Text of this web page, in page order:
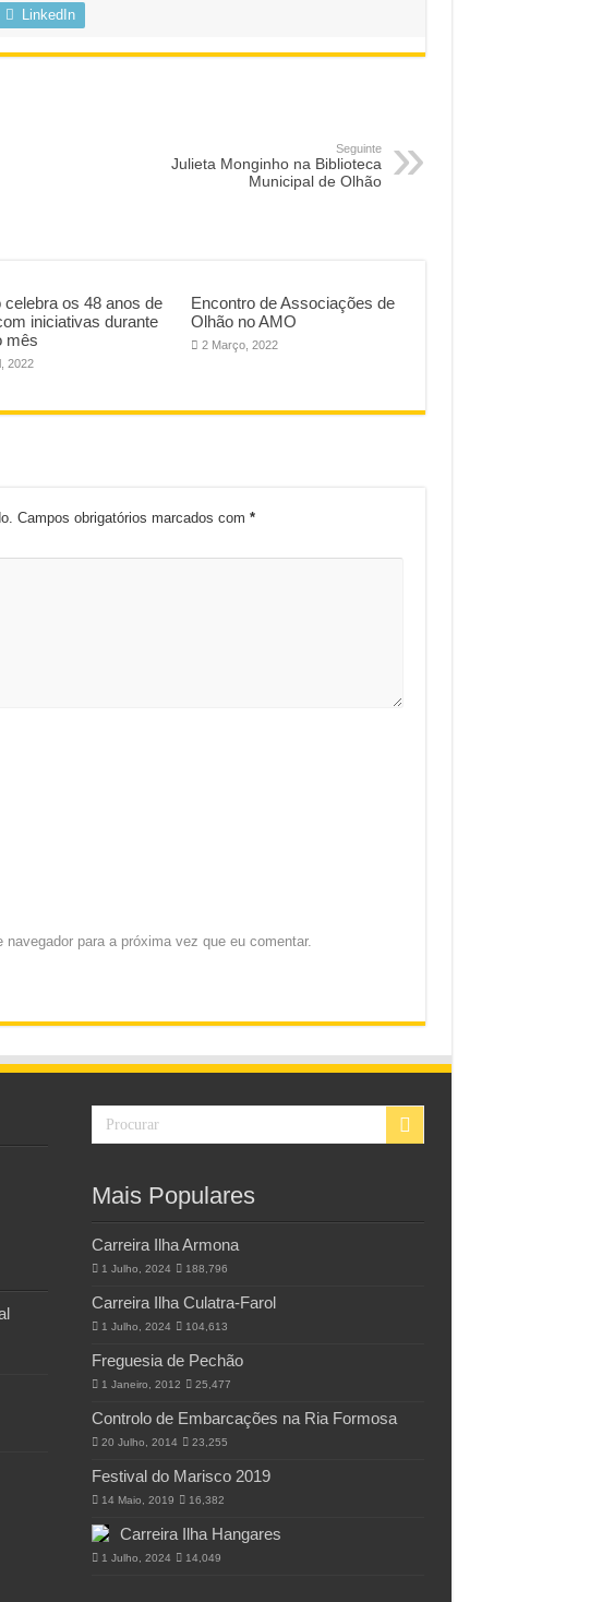
LinkedIn
Seguinte
Julieta Monginho na Biblioteca
Municipal de Olhão
celebra os 48 anos de
iniciativas durante
mês
2022
Encontro de Associações de
Olhão no AMO
2 Março, 2022
Campos obrigatórios marcados com *
para a próxima vez que eu comentar.
Mais Populares
Carreira Ilha Armona
1 Julho, 2024 188,796
Carreira Ilha Culatra-Farol
1 Julho, 2024 104,613
Freguesia de Pechão
1 Janeiro, 2012 25,477
Controlo de Embarcações na Ria Formosa
20 Julho, 2014 23,255
Festival do Marisco 2019
14 Maio, 2019 16,382
Carreira Ilha Hangares
1 Julho, 2024 14,049